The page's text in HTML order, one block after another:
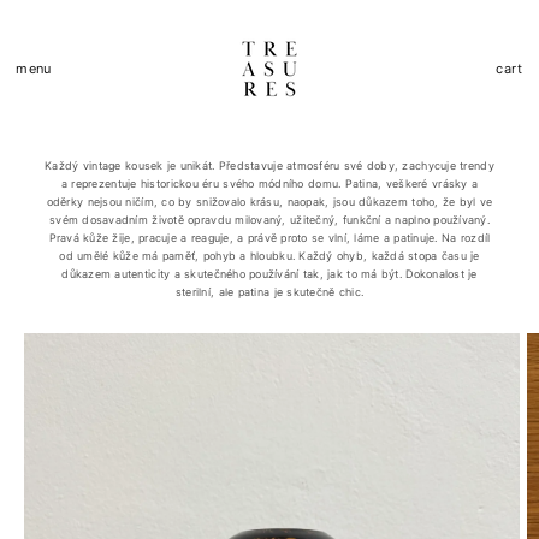
menu cart
Košík
Každý vintage kousek je unikát. Představuje atmosféru své doby, zachycuje trendy
a reprezentuje historickou éru svého módního domu. Patina, veškeré vrásky a
oděrky nejsou ničím, co by snižovalo krásu, naopak, jsou důkazem toho, že byl ve
svém dosavadním životě opravdu milovaný, užitečný, funkční a naplno používaný.
Pravá kůže žije, pracuje a reaguje, a právě proto se vlní, láme a patinuje. Na rozdíl
od umělé kůže má paměť, pohyb a hloubku. Každý ohyb, každá stopa času je
důkazem autenticity a skutečného používání tak, jak to má být. Dokonalost je
sterilní, ale patina je skutečně chic.